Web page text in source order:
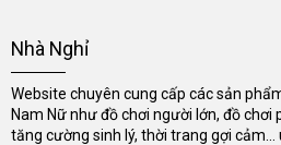
Nhà Nghỉ
Website chuyên cung cấp các sản
Nam Nữ như đồ chơi người lớn, đồ
tăng cường sinh lý, thời trang gợi cảm...